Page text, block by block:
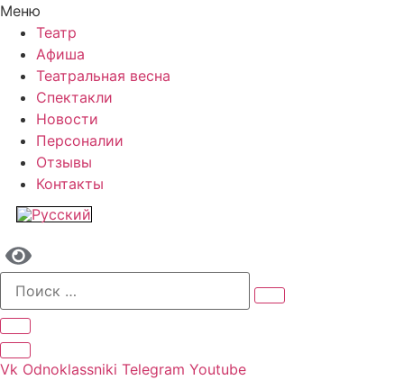
Меню
Театр
Афиша
Театральная весна
Спектакли
Новости
Персоналии
Отзывы
Контакты
Vk Odnoklassniki Telegram Youtube